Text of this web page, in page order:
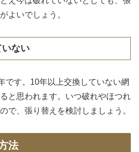
よいでしょう。
ない
です。10年以上交換していない網
と思われます。いつ破れやほつれ
で、張り替えを検討しましょう。
法